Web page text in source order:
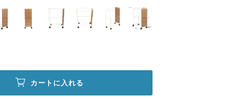
カートに入れる